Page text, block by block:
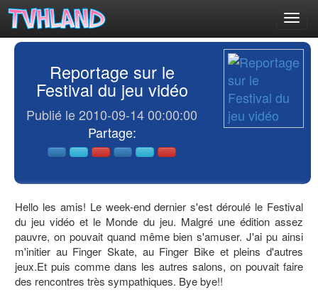
Reportage sur le
Festival du jeu vidéo
Publié le 2010-09-14 00:00:00
Partage:
Hello les amis! Le week-end dernier s'est déroulé le Festival
du jeu vidéo et le Monde du jeu. Malgré une édition assez
pauvre, on pouvait quand même bien s'amuser. J'ai pu ainsi
m'initier au Finger Skate, au Finger Bike et pleins d'autres
jeux.Et puis comme dans les autres salons, on pouvait faire
des rencontres très sympathiques. Bye bye!!